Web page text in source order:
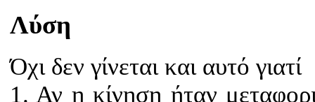
Λύση
Όχι δεν γίνεται και αυτό γιατί
1. Αν η κίνηση ήταν